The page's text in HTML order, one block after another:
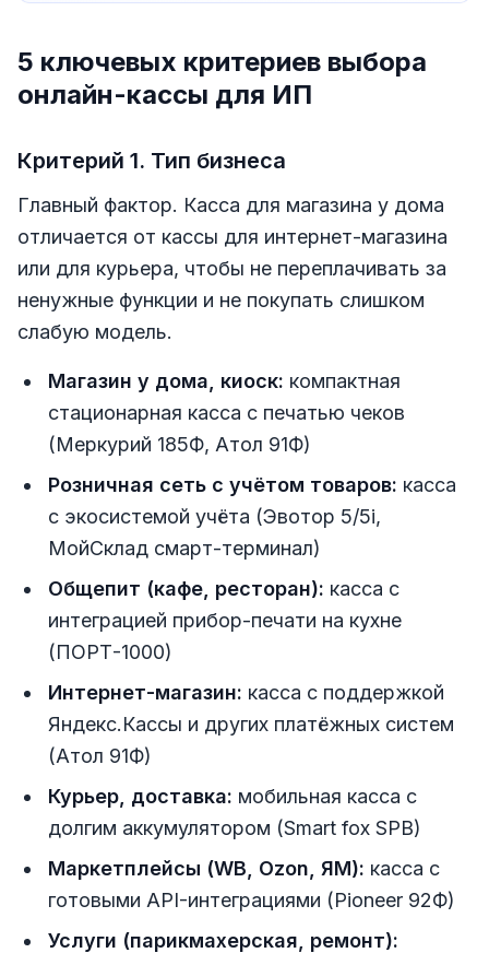
5 ключевых критериев выбора
онлайн-кассы для ИП
Критерий 1. Тип бизнеса
Главный фактор. Касса для магазина у дома
отличается от кассы для интернет-магазина
или для курьера, чтобы не переплачивать за
ненужные функции и не покупать слишком
слабую модель.
Магазин у дома, киоск: компактная
стационарная касса с печатью чеков
(Меркурий 185Ф, Атол 91Ф)
Розничная сеть с учётом товаров: касса
с экосистемой учёта (Эвотор 5/5i,
МойСклад смарт-терминал)
Общепит (кафе, ресторан): касса с
интеграцией прибор-печати на кухне
(ПОРТ-1000)
Интернет-магазин: касса с поддержкой
Яндекс.Кассы и других платёжных систем
(Атол 91Ф)
Курьер, доставка: мобильная касса с
долгим аккумулятором (Smart fox SPB)
Маркетплейсы (WB, Ozon, ЯМ): касса с
готовыми API-интеграциями (Pioneer 92Ф)
Услуги (парикмахерская, ремонт):